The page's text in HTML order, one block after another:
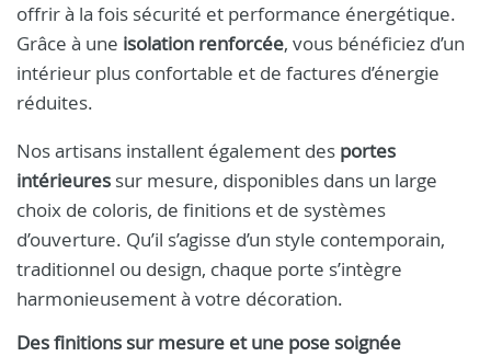
offrir à la fois sécurité et performance énergétique.
Grâce à une isolation renforcée, vous bénéficiez d’un
intérieur plus confortable et de factures d’énergie
réduites.
Nos artisans installent également des portes
intérieures sur mesure, disponibles dans un large
choix de coloris, de finitions et de systèmes
d’ouverture. Qu’il s’agisse d’un style contemporain,
traditionnel ou design, chaque porte s’intègre
harmonieusement à votre décoration.
Des finitions sur mesure et une pose soignée